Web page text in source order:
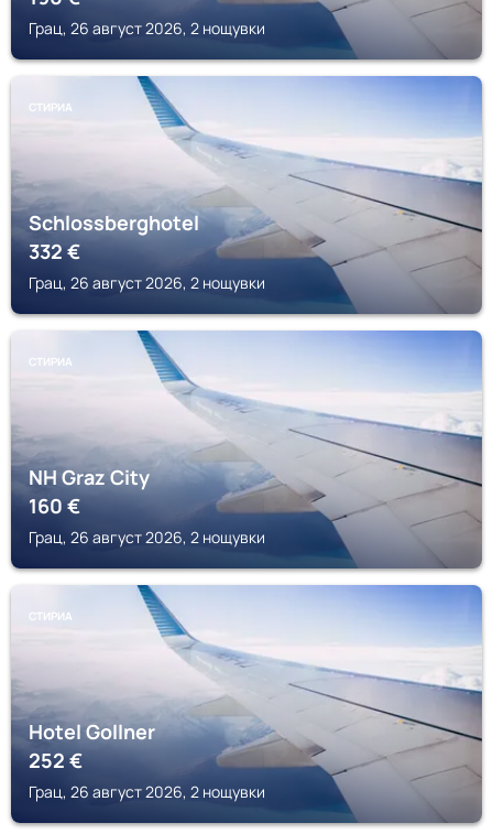
Грац, 26 август 2026, 2 нощувки
СТИРИА
Schlossberghotel
332€
Грац, 26 август 2026, 2 нощувки
СТИРИА
NH Graz City
160€
Грац, 26 август 2026, 2 нощувки
СТИРИА
Hotel Gollner
252€
Грац, 26 август 2026, 2 нощувки